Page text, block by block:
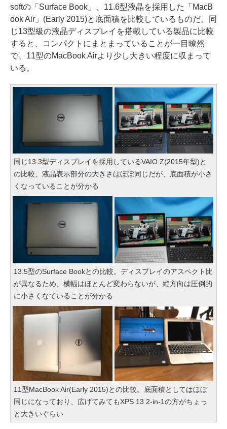
softの「Surface Book」、11.6型液晶を採用した「MacB
ook Air」(Early 2015)と底面積を比較しているものだ。同
じ13型級の液晶ディスプレイを搭載している製品に比較
すると、コンパクトにまとまっていることが一目瞭然
で、11型のMacBook Airより少し大きい程度に収まって
いる。
同じ13.3型ディスプレイを採用しているVAIO Z(2015年型)と
の比較、液晶表示部分の大きさはほぼ同じだが、底面積が小さ
くなっていることが分かる
13.5型のSurface Bookとの比較。ディスプレイのアスペクト比
が異なるため、横幅はほとんど変わらないが、縦方向は圧倒的
に小さくなていることが分かる
11型MacBook Air(Early 2015)との比較。底面積としてはほぼ
同じになっており、広げてみてもXPS 13 2-in-1の方がちょっ
と大きいぐらい